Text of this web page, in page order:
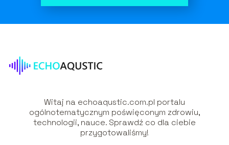
Witaj na echoaqustic.com.pl portalu
ogólnotematycznym poświęconym zdrowiu,
technologii, nauce. Sprawdź co dla ciebie
przygotowaliśmy!